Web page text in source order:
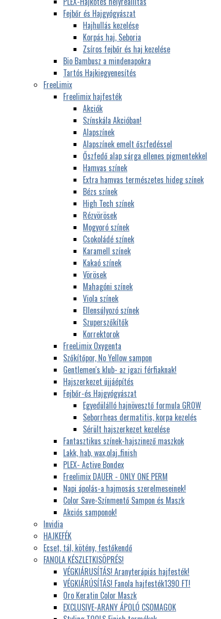
Fejbőr és Hajgyógyászat
Hajhullás kezelése
Korpás haj, Seboria
Zsíros fejbőr és haj kezelése
Bio Bambusz a mindenapokra
Tartós Hajkiegyenesítés
FreeLimix
Freelimix hajfesték
Akciók
Színskála Akcióban!
Alapszínek
Alapszínek emelt őszfedéssel
Őszfedő alap sárga ellenes pigmentekkel
Hamvas színek
Extra hamvas természetes hideg színek
Bézs színek
High Tech színek
Rézvörösek
Mogyoró színek
Csokoládé színek
Karamell színek
Kakaó színek
Vörösek
Mahagóni színek
Viola színek
Ellensúlyozó színek
Szuperszőkítők
Korrektorok
FreeLimix Oxygenta
Szőkítőpor, No Yellow sampon
Gentlemen's klub- az igazi férfiaknak!
Hajszerkezet újjáépítés
Fejbőr-és Hajgyógyászat
Egyedülálló hajnövesztő formula GROW
Seborrheas dermatitis, korpa kezelés
Sérült hajszerkezet kezelése
Fantasztikus színek-hajszinező maszkok
Lakk, hab, wax,olaj..finish
PLEX- Active Bondex
Freelimix DAUER - ONLY ONE PERM
Napi ápolás-a hajmosás szerelmeseinek!
Color Save-Színmentő Sampon és Maszk
Akciós samponok!
Invidia
HAJKEFÉK
Ecset, tál, kötény, festőkendő
FANOLA KÉSZLETKISÖPRÉS!
VÉGKIÁRUSÍTÁS! Aranyterápiás hajfesték!
VÉGKIÁRÚSÍTÁS! Fanola hajfesték1390 FT!
Oro Keratin Color Maszk
EXCLUSIVE-ARANY ÁPOLÓ CSOMAGOK